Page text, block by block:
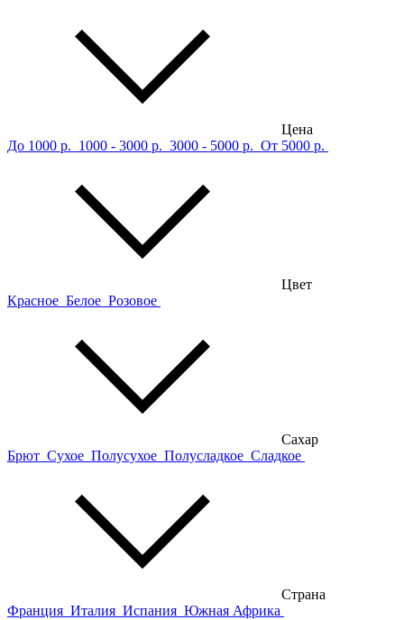
Цена
До 1000 р. 1000 - 3000 р. 3000 - 5000 р. От 5000 р.
Цвет
Красное Белое Розовое
Сахар
Брют Сухое Полусухое Полусладкое Сладкое
Страна
Франция Италия Испания Южная Африка